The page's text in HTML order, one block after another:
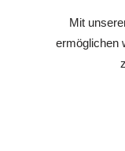
Mit
ermöglichen